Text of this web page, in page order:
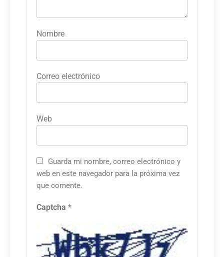
Nombre
Correo electrónico
Web
Guarda mi nombre, correo electrónico y
web en este navegador para la próxima vez
que comente.
Captcha *